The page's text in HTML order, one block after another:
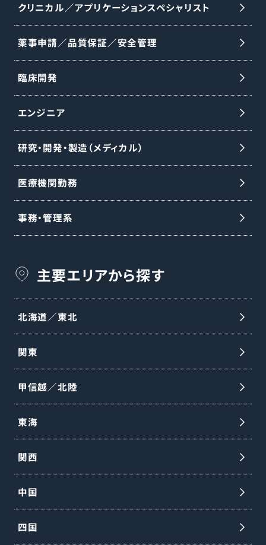
クリニカル／アプリケーションスペシャリスト
薬事申請／品質保証／安全管理
臨床開発
エンジニア
研究・開発・製造（メディカル）
医療機関勤務
事務・管理系
主要エリアから探す
北海道／東北
関東
甲信越／北陸
東海
関西
中国
四国